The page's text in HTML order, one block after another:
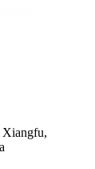
Xiangfu,